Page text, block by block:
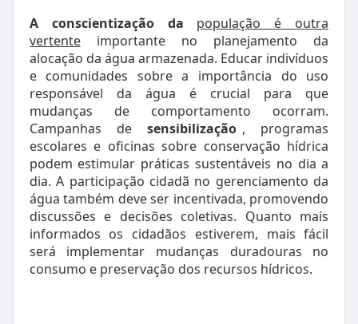
A conscientização da
população é outra
vertenteimportante no planejamento da
alocação da água armazenada. Educar indivíduos
e comunidades sobre a importância do uso
responsável da água é crucial para que
mudanças de comportamento ocorram.
Campanhas desensibilização , programas
escolares e oficinas sobre conservação hídrica
podem estimular práticas sustentáveis no dia a
dia. A participação cidadã no gerenciamento da
água também deve ser incentivada, promovendo
discussões e decisões coletivas. Quanto mais
informados os cidadãos estiverem, mais fácil
será implementar mudanças duradouras no
consumo e preservação dos recursos hídricos.